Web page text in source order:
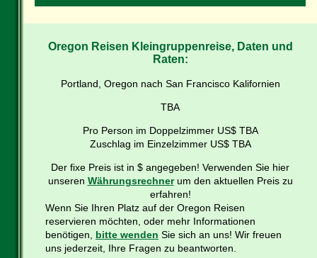
Oregon Reisen Kleingruppenreise, Daten und
Raten:
Portland, Oregon nach San Francisco Kalifornien
TBA
Pro Person im Doppelzimmer US$ TBA
Zuschlag im Einzelzimmer US$ TBA
Der fixe Preis ist in $ angegeben! Verwenden Sie hier
unseren Währungsrechnerum den aktuellen Preis zu
erfahren!
Wenn Sie Ihren Platz auf der Oregon Reisen
reservieren möchten, oder mehr Informationen
benötigen, bitte wenden Sie sich an uns! Wir freuen
uns jederzeit, Ihre Fragen zu beantworten.